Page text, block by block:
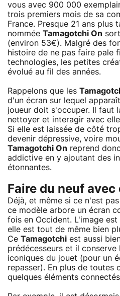
vous avec 900 000
trois premiers mois de sa
France. Presque 21 ans plus
nommée Tamagotchi On
(environ 53€). Malgré des
histoire de ne pas faire pale
technologies, les petites
évolué au fil des années.
Rappelons que les
d'un écran sur lequel
joueur doit s'occuper. Il faut
nettoyer et interagir avec
Si elle est laissée de côté
devenir dépressive, voire
Tamagotchi On reprend
addictive en y ajoutant des
étonnantes.
Faire du neuf avec
Déjà, et même si ce n'est
ce modèle arbore un écran
fois en Occident. L'image
elle est tout de même bien
Ce Tamagotchi est aussi
prédécesseurs et il
iconiques du jouet (pour un
repasser). En plus de toutes
quelques éléments